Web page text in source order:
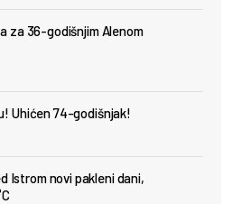
za 36-godišnjim Alenom
Uhićen 74-godišnjak!
Istrom novi pakleni dani,